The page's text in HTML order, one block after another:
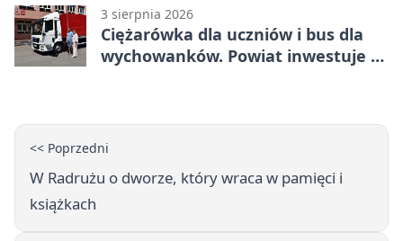
3 sierpnia 2026
Ciężarówka dla uczniów i bus dla
wychowanków. Powiat inwestuje w
<< Poprzedni
W Radrużu o dworze, który wraca w pamięci i
książkach